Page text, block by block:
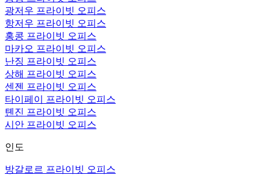
광저우 프라이빗 오피스
항저우 프라이빗 오피스
홍콩 프라이빗 오피스
마카오 프라이빗 오피스
난징 프라이빗 오피스
상해 프라이빗 오피스
센젠 프라이빗 오피스
타이페이 프라이빗 오피스
톈진 프라이빗 오피스
시안 프라이빗 오피스
인도
방갈로르 프라이빗 오피스